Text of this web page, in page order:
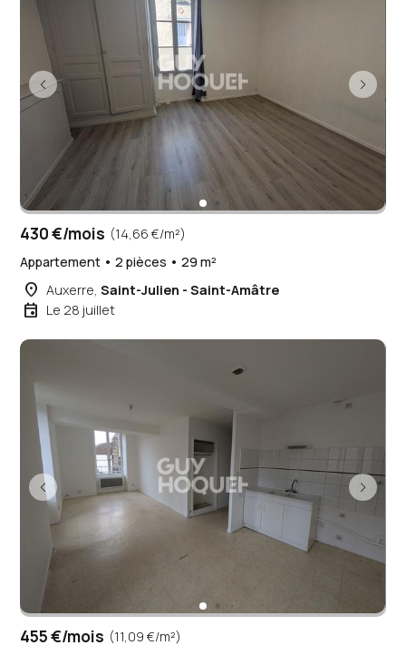
430 €/mois (14,66 €/m²)
Appartement • 2 pièces • 29 m²
place Auxerre,Saint-Julien - Saint-Amâtre
event Le 28 juillet
455 €/mois (11,09 €/m²)